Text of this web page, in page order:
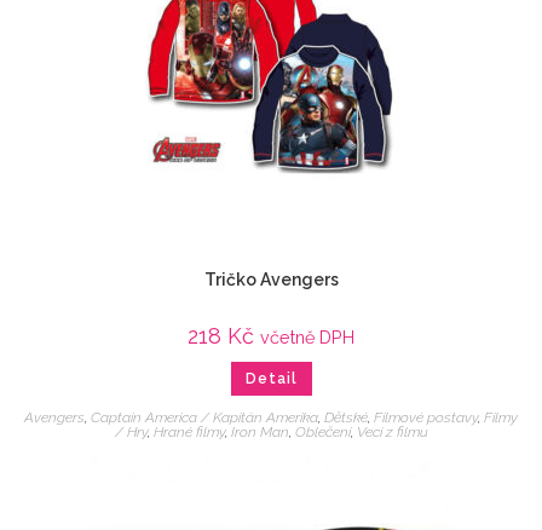
Tričko Avengers
218 Kč včetně DPH
Detail
Avengers, Captain America / Kapitán Amerika, Dětské, Filmové postavy, Filmy
/ Hry, Hrané filmy, Iron Man, Oblečení, Veci z filmu